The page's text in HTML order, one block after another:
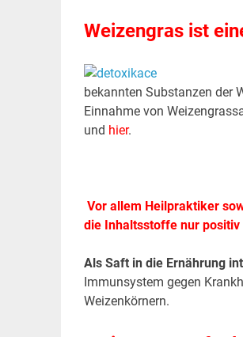
Weizengras ist
bekannten Substanzen der
Einnahme von
und hier.
Vor allem Heilpraktiker
die Inhaltsstoffe nur
Als Saft in die Ernährung
Immunsystem gegen
Weizenkörnern.